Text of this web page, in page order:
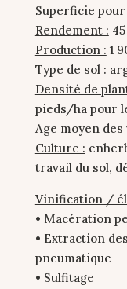
Superficie pour
Rendement :
Production : 1
Type de sol :
Densité de
pieds/ha pour
Age moyen des
Culture :
travail du sol,
Vinification /
• Macération
• Extraction
pneumatique
• Sulfitage